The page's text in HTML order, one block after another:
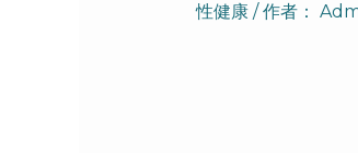
性健康/ 作者：